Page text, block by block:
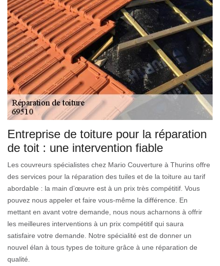
Entreprise de toiture pour la réparation
de toit : une intervention fiable
Les couvreurs spécialistes chez Mario Couverture à Thurins offre
des services pour la réparation des tuiles et de la toiture au tarif
abordable : la main d’œuvre est à un prix très compétitif. Vous
pouvez nous appeler et faire vous-même la différence. En
mettant en avant votre demande, nous nous acharnons à offrir
les meilleures interventions à un prix compétitif qui saura
satisfaire votre demande. Notre spécialité est de donner un
nouvel élan à tous types de toiture grâce à une réparation de
qualité.